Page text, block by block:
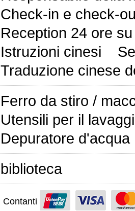
Check-in e check-
Reception 24 ore
Istruzioni cinesi
Traduzione cinese
Ferro da stiro /
Utensili per il
Depuratore d'acqua
biblioteca
Contanti